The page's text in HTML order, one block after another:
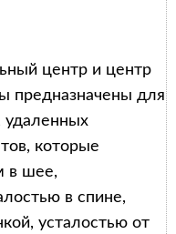
центр и центр
предназначены для
удаленных
которые
в шее,
в спине,
усталостью от